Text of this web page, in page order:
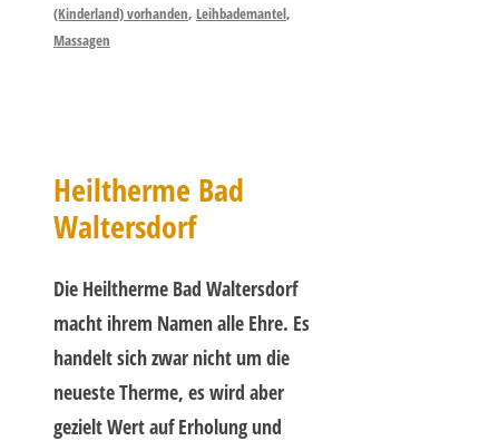
(Kinderland) vorhanden, Leihbademantel,
Massagen
Heiltherme Bad
Waltersdorf
Die Heiltherme Bad Waltersdorf
macht ihrem Namen alle Ehre. Es
handelt sich zwar nicht um die
neueste Therme, es wird aber
gezielt Wert auf Erholung und